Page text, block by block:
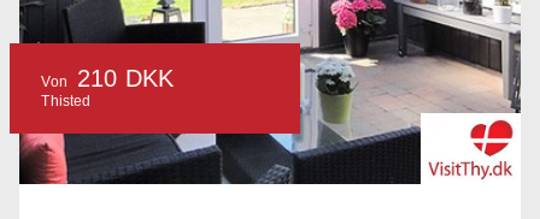
Von 210 DKK
Thisted